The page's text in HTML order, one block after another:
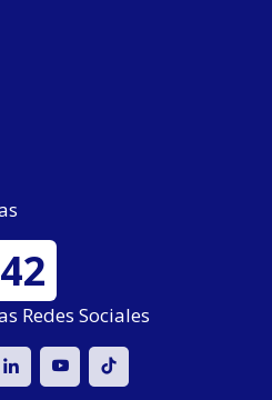
Redes Sociales